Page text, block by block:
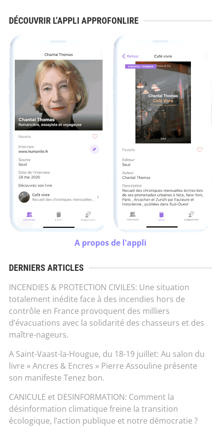
DÉCOUVRIR L’APPLI APPROFONLIRE
A propos de l'appli
DERNIERS ARTICLES
INCENDIES & PROTECTION CIVILES: Une situation
totalement inédite face à des incendies hors de
contrôle en France provoquent des milliers
d’évacuations avec la solidarité des chasseurs et des
maître-nageurs.
A Saint-Vaast-la-Hougue, du 18-19 juillet: Au salon du
livre « Ancres & Encres » Pierre Assouline présente
son manifeste Tenez bon.
CANICULE et DESINFORMATION: Comment la
désinformation climatique freine la transition
écologique, l’action publique et notre démocratie ?